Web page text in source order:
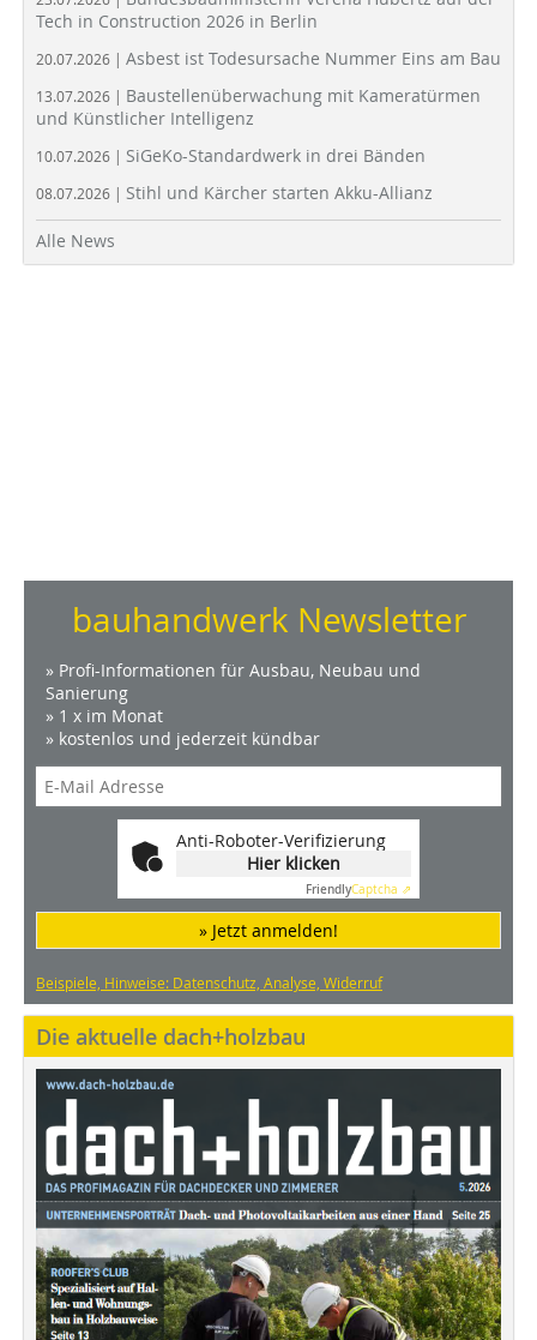
Tech in Construction 2026 in Berlin
20.07.2026 | Asbest ist Todesursache Nummer Eins am Bau
13.07.2026 | Baustellenüberwachung mit Kameratürmen
und Künstlicher Intelligenz
10.07.2026 | SiGeKo-Standardwerk in drei Bänden
08.07.2026 | Stihl und Kärcher starten Akku-Allianz
Alle News
bauhandwerk Newsletter
» Profi-Informationen für Ausbau, Neubau und
Sanierung
» 1 x im Monat
» kostenlos und jederzeit kündbar
Anti-Roboter-Verifizierung
Hier klicken
FriendlyCaptcha ⇗
» Jetzt anmelden!
Beispiele, Hinweise: Datenschutz, Analyse, Widerruf
Die aktuelle dach+holzbau